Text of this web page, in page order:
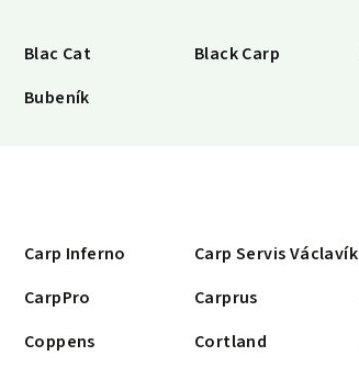
Blac Cat Black Carp
Bubeník
Carp Inferno Carp Servis Václavík
CarpPro Carprus
Coppens Cortland